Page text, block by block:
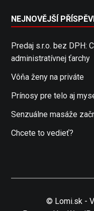
NEJNOVĚJŠÍ
Predaj s.r.o. bez DPH:
administratívnej ťarchy
Vôňa ženy na priváte
Prínosy pre telo aj
Senzuálne masáže
Chcete to vedieť?
© Lomi.sk -